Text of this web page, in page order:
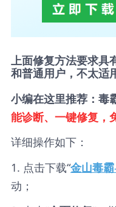
上面修复方法要求
和普通用户，不太适
小编在这里推荐：毒
能诊断、一键修复，
详细操作如下：
1. 点击下载“金山毒
动；